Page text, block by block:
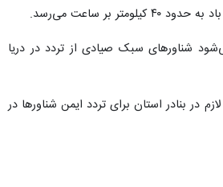
ساعت می‌رسد.
لحظه‌ای، توصیه می‌شود شناورهای سبک صیادی از تردد در دریا
در بنادر استان برای تردد ایمن شناورها در